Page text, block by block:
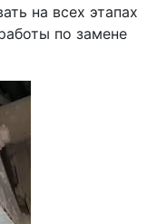
на всех этапах
по замене